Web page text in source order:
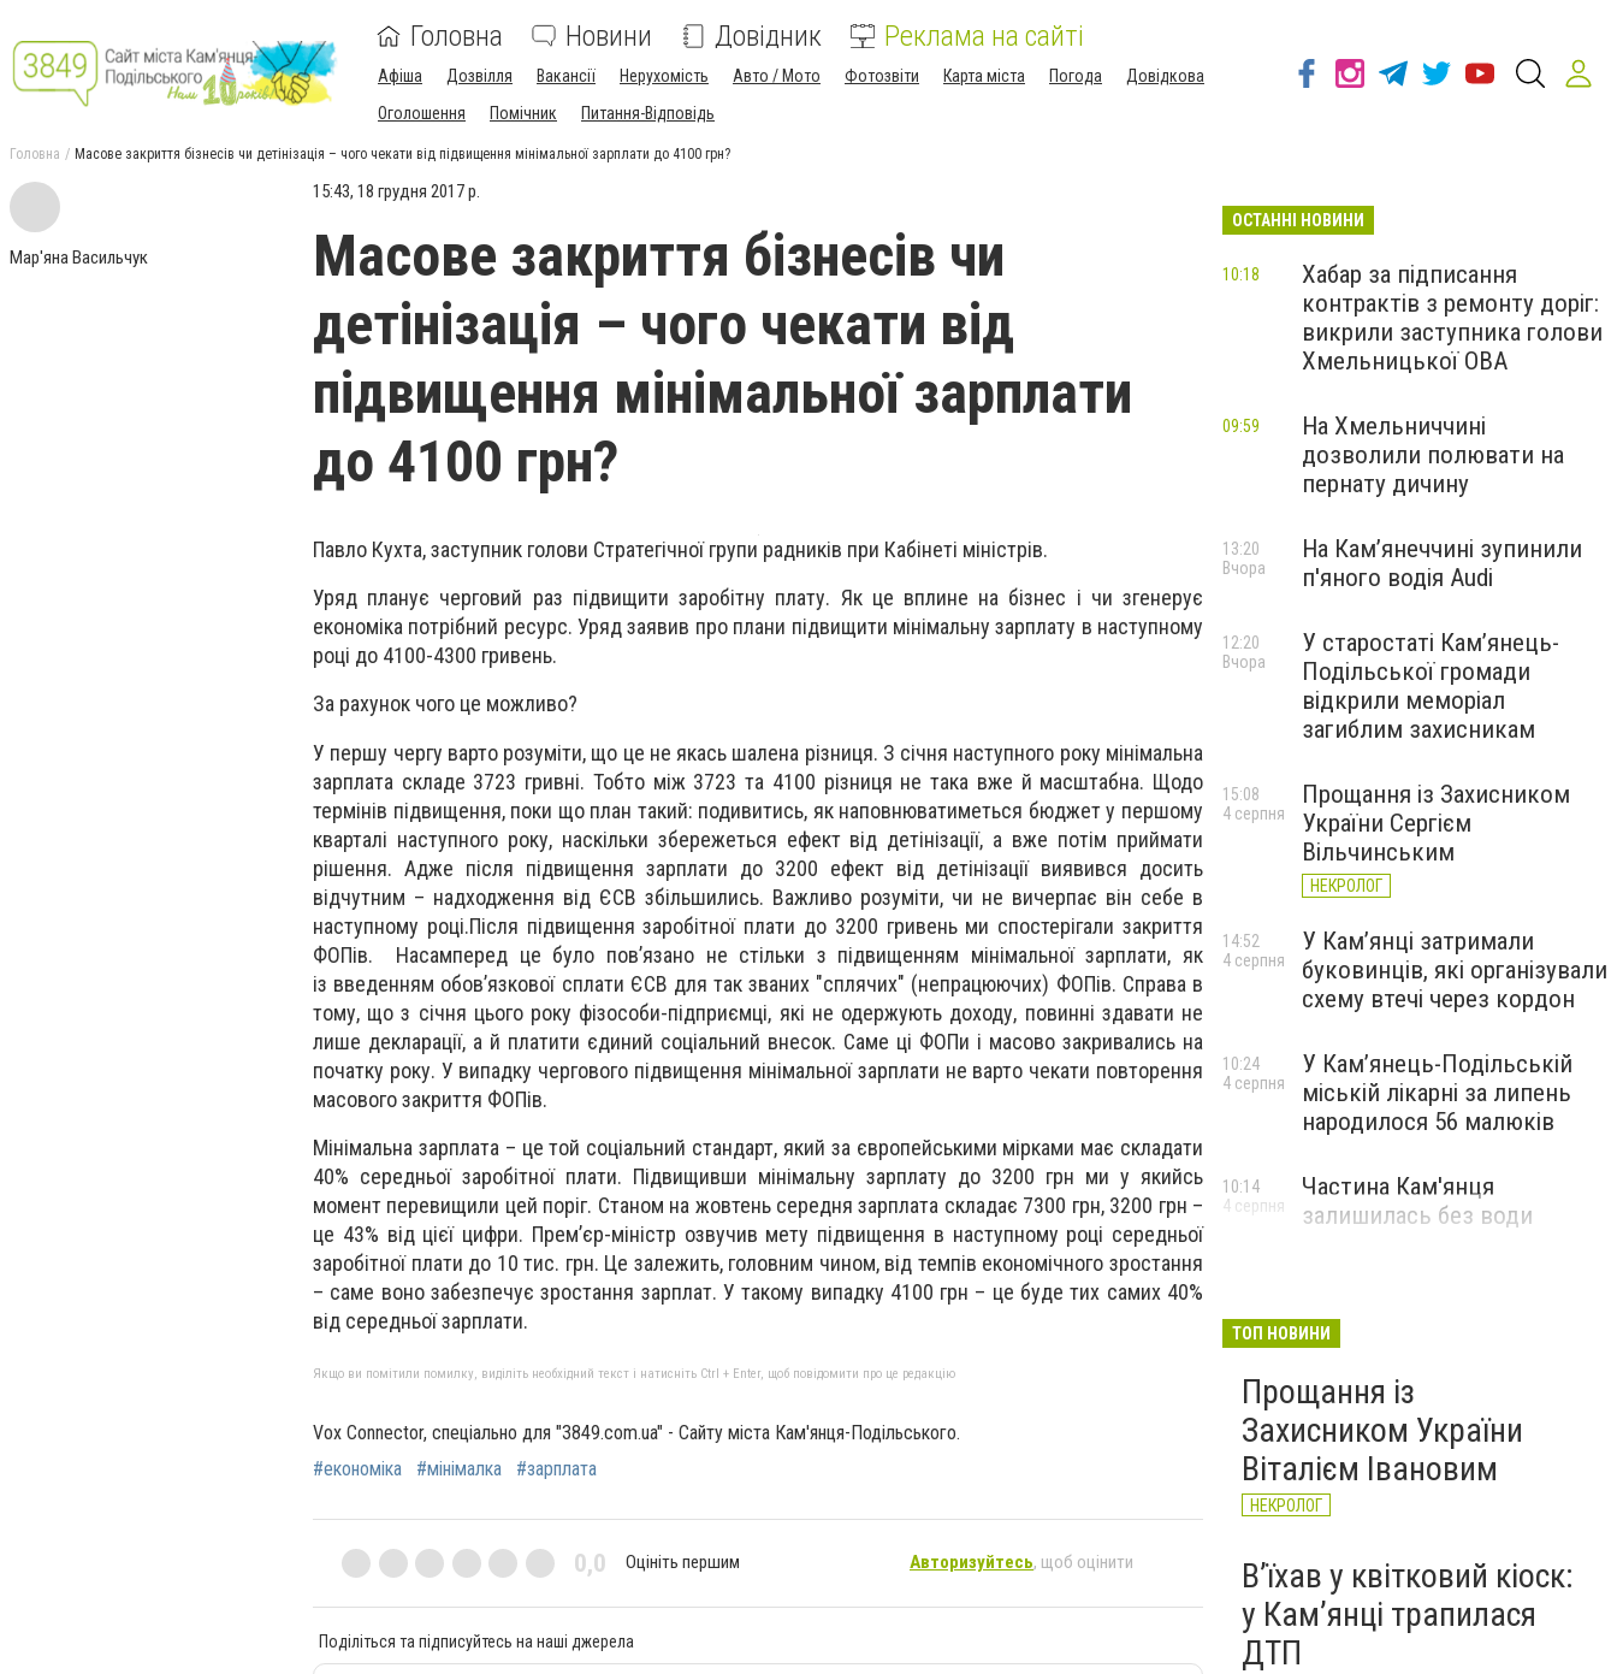
Головна Новини Довідник Реклама на сайті
Афіша Дозвілля Вакансії Нерухомість Авто / Мото Фотозвіти Карта міста Погода
Довідкова
Оголошення
Помічник Питання-Відповідь
Головна Масове закриття бізнесів чи детінізація – чого чекати від підвищення мінімальної зарплати до 4100 грн?
Мар'яна Васильчук
15:43, 18 грудня 2017 р.
Масове закриття бізнесів чи
детінізація – чого чекати від
підвищення мінімальної зарплати
до 4100 грн?
Павло Кухта, заступник голови Стратегічної групи радників при Кабінеті міністрів.
Уряд планує черговий раз підвищити заробітну плату. Як це вплине на бізнес і чи згенерує
економіка потрібний ресурс. Уряд заявив про плани підвищити мінімальну зарплату в наступному
році до 4100-4300 гривень.
За рахунок чого це можливо?
У першу чергу варто розуміти, що це не якась шалена різниця. З січня наступного року мінімальна
зарплата складе 3723 гривні. Тобто між 3723 та 4100 різниця не така вже й масштабна. Щодо
термінів підвищення, поки що план такий: подивитись, як наповнюватиметься бюджет у першому
кварталі наступного року, наскільки збережеться ефект від детінізації, а вже потім приймати
рішення. Адже після підвищення зарплати до 3200 ефект від детінізації виявився досить
відчутним – надходження від ЄСВ збільшились. Важливо розуміти, чи не вичерпає він себе в
наступному році.Після підвищення заробітної плати до 3200 гривень ми спостерігали закриття
ФОПів. Насамперед це було пов’язано не стільки з підвищенням мінімальної зарплати, як
із введенням обов’язкової сплати ЄСВ для так званих "сплячих" (непрацюючих) ФОПів. Справа в
тому, що з січня цього року фізособи-підприємці, які не одержують доходу, повинні здавати не
лише декларації, а й платити єдиний соціальний внесок. Саме ці ФОПи і масово закривались на
початку року. У випадку чергового підвищення мінімальної зарплати не варто чекати повторення
масового закриття ФОПів.
Мінімальна зарплата – це той соціальний стандарт, який за європейськими мірками має складати
40% середньої заробітної плати. Підвищивши мінімальну зарплату до 3200 грн ми у якийсь
момент перевищили цей поріг. Станом на жовтень середня зарплата складає 7300 грн, 3200 грн –
це 43% від цієї цифри. Прем’єр-міністр озвучив мету підвищення в наступному році середньої
заробітної плати до 10 тис. грн. Це залежить, головним чином, від темпів економічного зростання
– саме воно забезпечує зростання зарплат. У такому випадку 4100 грн – це буде тих самих 40%
від середньої зарплати.
Якщо ви помітили помилку, виділіть необхідний текст і натисніть Ctrl + Enter, щоб повідомити про це редакцію
Vox Connector, спеціально для "3849.com.ua" - Сайту міста Кам'янця-Подільського.
#економіка
#мінімалка #зарплата
0,0 Оцініть першим Авторизуйтесь, щоб оцінити
Поділіться та підписуйтесь на наші джерела
ОСТАННІ НОВИНИ
Хабар за підписання
контрактів з ремонту доріг:
викрили заступника голови
Хмельницької ОВА
10:18
На Хмельниччині
дозволили полювати на
пернату дичину
09:59
На Камʼянеччині зупинили
п'яного водія Audi
13:20
Вчора
У старостаті Кам’янець-
Подільської громади
відкрили меморіал
загиблим захисникам
12:20
Вчора
Прощання із Захисником
України Сергієм
Вільчинським
НЕКРОЛОГ
15:08
4 серпня
У Кам’янці затримали
буковинців, які організували
схему втечі через кордон
14:52
4 серпня
У Кам’янець-Подільській
міській лікарні за липень
народилося 56 малюків
10:24
4 серпня
Частина Кам'янця
залишилась без води
10:14
4 серпня
ТОП НОВИНИ
Прощання із
Захисником України
Віталієм Івановим
НЕКРОЛОГ
Вʼїхав у квітковий кіоск:
у Камʼянці трапилася
ДТП